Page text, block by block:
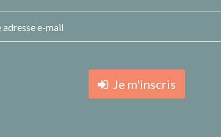
Je m'inscris